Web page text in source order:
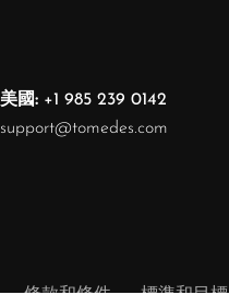
美國: +1 985 239 0142
support@tomedes.com